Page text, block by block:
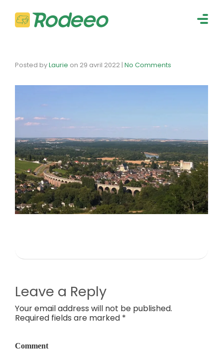
Posted byLaurie on 29 avril 2022 | No Comments
Leave a Reply
Your email address will not be published.
Required fields are marked *
Comment